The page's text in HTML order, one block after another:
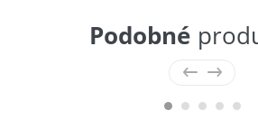
Podobné